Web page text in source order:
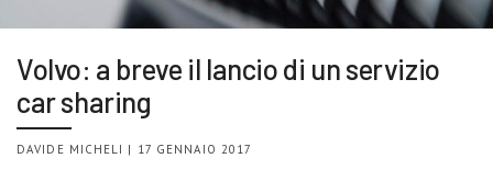
Volvo: a breve il lancio di un servizio
car sharing
DAVIDE MICHELI | 17 GENNAIO 2017